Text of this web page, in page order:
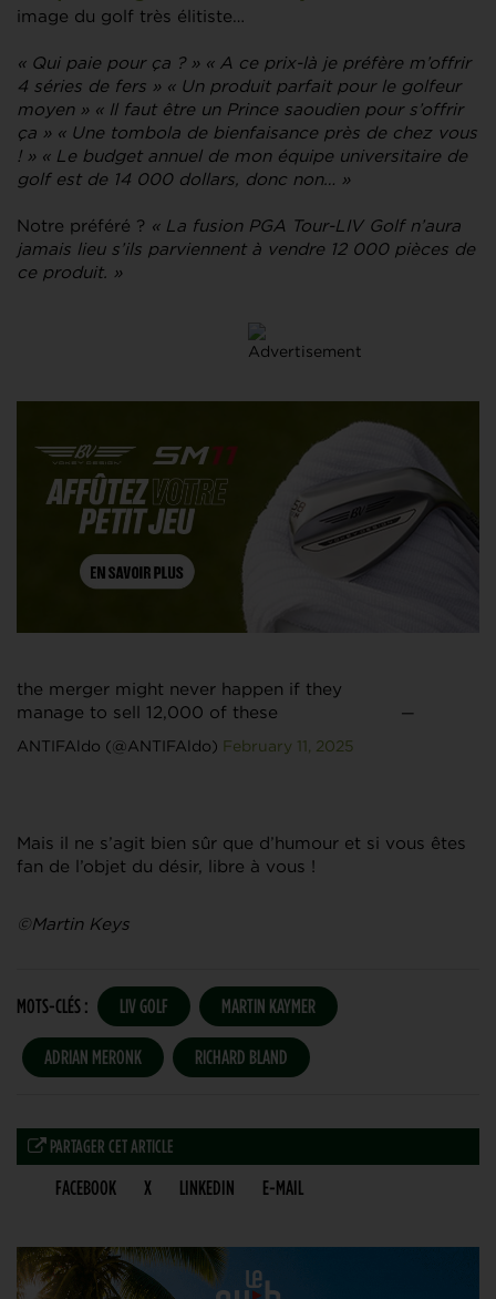
image du golf très élitiste…
« Qui paie pour ça ? » « A ce prix-là je préfère m’offrir
4 séries de fers » « Un produit parfait pour le golfeur
moyen » « Il faut être un Prince saoudien pour s’offrir
ça » « Une tombola de bienfaisance près de chez vous
! » « Le budget annuel de mon équipe universitaire de
golf est de 14 000 dollars, donc non… »
Notre préféré ? « La fusion PGA Tour-LIV Golf n’aura
jamais lieu s’ils parviennent à vendre 12 000 pièces de
ce produit. »
the merger might never happen if they
manage to sell 12,000 of these
—
ANTIFAldo (@ANTIFAldo) February 11, 2025
Mais il ne s’agit bien sûr que d’humour et si vous êtes
fan de l’objet du désir, libre à vous !
©Martin Keys
MOTS-CLÉS : LIV GOLF MARTIN KAYMER
ADRIAN MERONK RICHARD BLAND
PARTAGER CET ARTICLE
FACEBOOK X LINKEDIN E-MAIL